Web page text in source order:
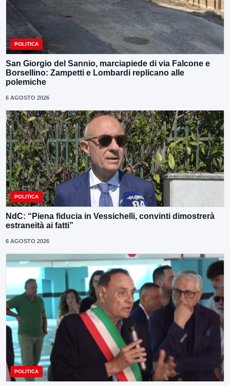
POLITICA
San Giorgio del Sannio, marciapiede di via Falcone e
Borsellino: Zampetti e Lombardi replicano alle
polemiche
6 AGOSTO 2026
POLITICA
NdC: “Piena fiducia in Vessichelli, convinti dimostrerà
estraneità ai fatti”
6 AGOSTO 2026
POLITICA